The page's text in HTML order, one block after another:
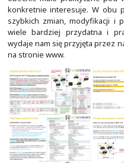
Tworzone przez nas
jednocześnie były
szkolenia. Stąd są